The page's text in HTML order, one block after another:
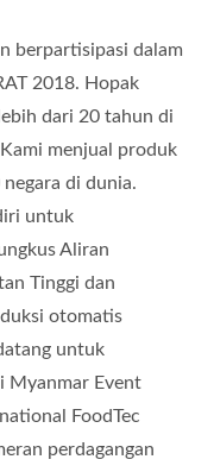
berpartisipasi dalam
2018. Hopak
dari 20 tahun di
menjual produk
di dunia.
untuk
Aliran
Tinggi dan
otomatis
untuk
Myanmar Event
FoodTec
perdagangan